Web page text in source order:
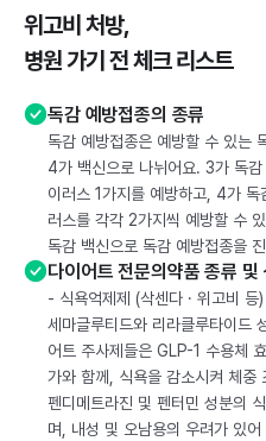
위고비 처방,
병원 가기 전 체크 리스트
독감 예방접종의 종류
독감 예방접종은 예방할 수 있는
4가 백신으로 나뉘어요. 3가 독
이러스 1가지를 예방하고, 4가 독
러스를 각각 2가지씩 예방할 수
독감 백신으로 독감 예방접종을
다이어트 전문의약품 종류 및
- 식욕억제제 (삭센다 · 위고비 등)
세마글루티드와 리라클루타이드
어트 주사제들은 GLP-1 수용체
가와 함께, 식욕을 감소시켜 체중
펜디메트라진 및 펜터민 성분의
며, 내성 및 오남용의 우려가 있